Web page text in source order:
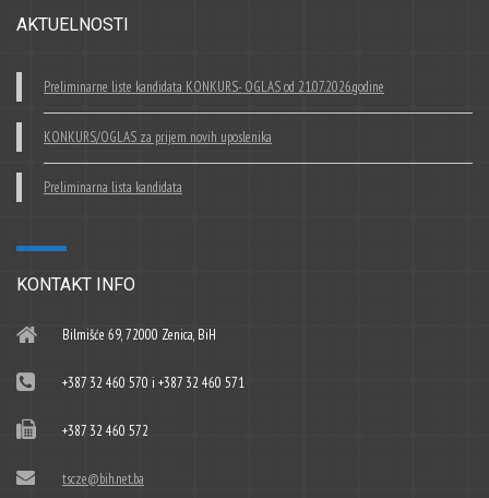
AKTUELNOSTI
Preliminarne liste kandidata KONKURS- OGLAS od 21.07.2026.godine
KONKURS/OGLAS za prijem novih uposlenika
Preliminarna lista kandidata
KONTAKT INFO
Bilmišće 69, 72000 Zenica, BiH
+387 32 460 570 i +387 32 460 571
+387 32 460 572
tscze@bih.net.ba